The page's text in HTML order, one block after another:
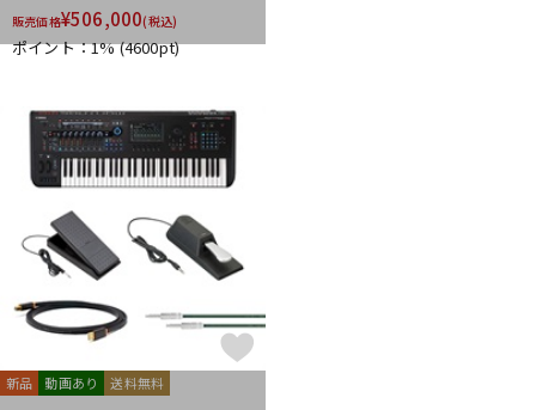
販売価格¥506,000(税込)
ポイント：1%(4600pt)
新品 動画あり 送料無料